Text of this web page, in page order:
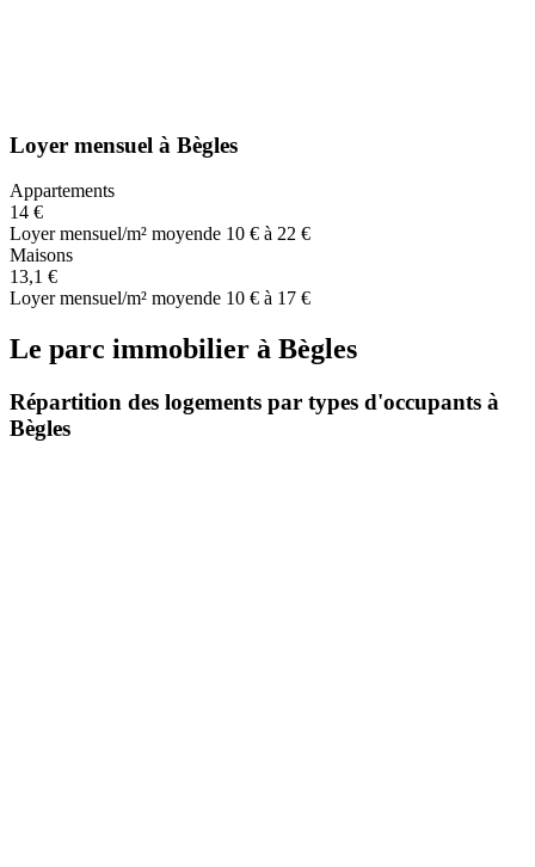
Loyer mensuel à Bègles
Appartements
14 €
Loyer mensuel/m² moyende 10 € à 22 €
Maisons
13,1 €
Loyer mensuel/m² moyende 10 € à 17 €
Le parc immobilier à Bègles
Répartition des logements par types d'occupants à
Bègles